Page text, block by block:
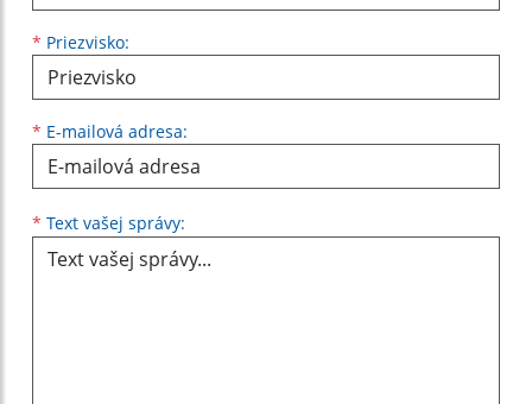
* Priezvisko:
* E-mailová adresa:
* Text vašej správy: